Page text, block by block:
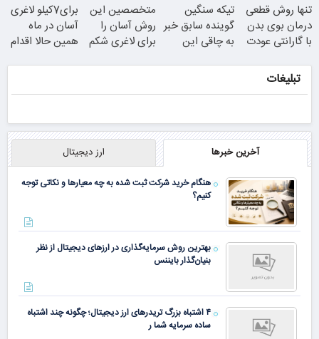
24ماه ماندگاری
دوران نقاهت
تنها روش قطعی
درمان بوی بدن
با گارانتی عودت
همین الان ببین
تیکه سنگین
گوینده سابق خبر
به چاقی این
متخصصین این
روش آسان را
برای لاغری شکم
برای7کیلو لاغری
آسان در ماه
همین حالا اقدام
تبلیغات
آخرین خبرها ارز دیجیتال
هنگام خرید شرکت ثبت شده به چه معیارها و نکاتی توجه
کنیم؟
بهترین روش سرمایه‌گذاری در ارزهای دیجیتال از نظر
بنیان‌گذار بایننس
۴ اشتباه بزرگ تریدرهای ارز دیجیتال؛ چگونه چند اشتباه
ساده سرمایه شما ر